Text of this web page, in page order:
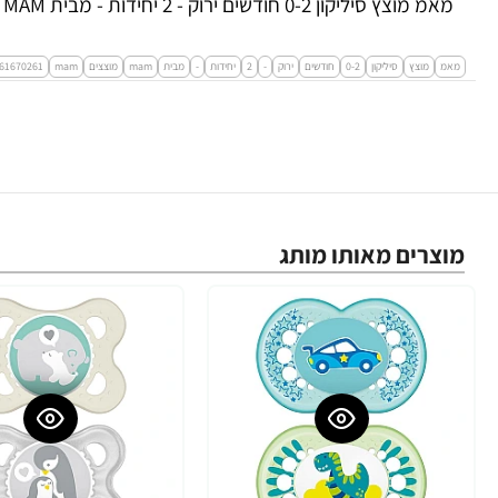
מאמ מוצץ סיליקון 0-2 חודשים ירוק -
2 יחידות - מבית mam מוצצים mam
מוצרים מאותו מותג